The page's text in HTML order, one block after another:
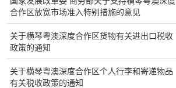
合作区放宽市场准入特别措施的意见
关于横琴粤澳深度合作区货物有关进出口税收
政策的通知
关于横琴粤澳深度合作区个人行李和寄递物品
有关税收政策的通知